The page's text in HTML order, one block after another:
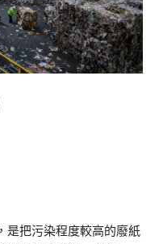
是把污染程度較高的廢紙